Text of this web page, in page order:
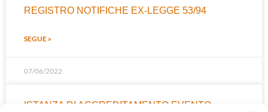
REGISTRO NOTIFICHE EX-LEGGE 53/94
SEGUE »
07/06/2022
ISTANZA DI ACCREDITAMENTO EVENTO